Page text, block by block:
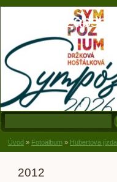
Solisko,
Úvod » Fotoalbum » Hubertova jízda
2012